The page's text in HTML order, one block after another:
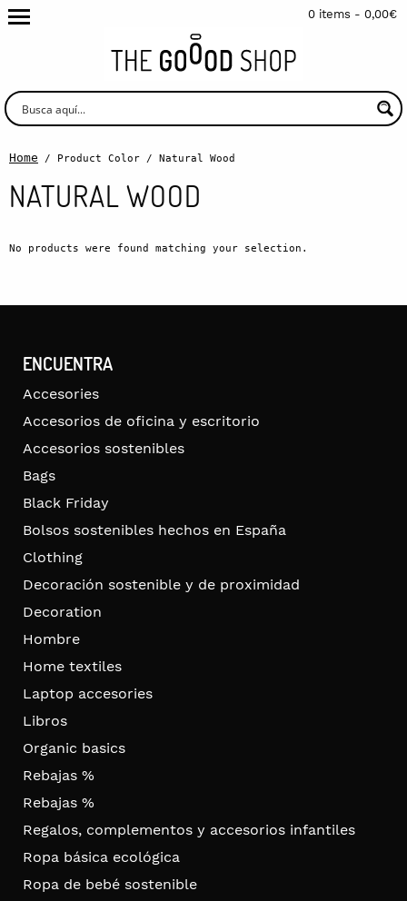
0 items - 0,00€
Home / Product Color / Natural Wood
NATURAL WOOD
No products were found matching your selection.
ENCUENTRA
Accesories
Accesorios de oficina y escritorio
Accesorios sostenibles
Bags
Black Friday
Bolsos sostenibles hechos en España
Clothing
Decoración sostenible y de proximidad
Decoration
Hombre
Home textiles
Laptop accesories
Libros
Organic basics
Rebajas %
Rebajas %
Regalos, complementos y accesorios infantiles
Ropa básica ecológica
Ropa de bebé sostenible